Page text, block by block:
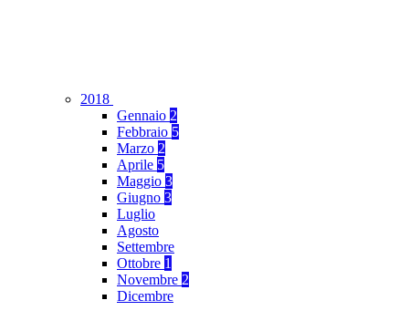
2018
Gennaio 2
Febbraio 5
Marzo 2
Aprile 5
Maggio 3
Giugno 3
Luglio
Agosto
Settembre
Ottobre 1
Novembre 2
Dicembre